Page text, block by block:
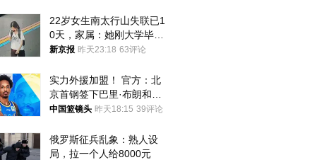
22岁女生南太行山失联已1
0天，家属：她刚大学毕业
想到山里旅行
新京报 昨天23:18 63评论
实力外援加盟！ 官方：北
京首钢签下巴里·布朗和桑
普森
中国篮镜头 昨天18:15 39评论
俄罗斯征兵乱象：熟人设
局，拉一个人给8000元